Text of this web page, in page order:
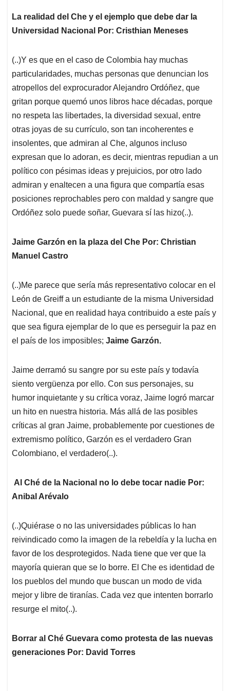
La realidad del Che y el ejemplo que debe dar la
Universidad Nacional Por: Cristhian Meneses
(..)Y es que en el caso de Colombia hay muchas
particularidades, muchas personas que denuncian los
atropellos del exprocurador Alejandro Ordóñez, que
gritan porque quemó unos libros hace décadas, porque
no respeta las libertades, la diversidad sexual, entre
otras joyas de su currículo, son tan incoherentes e
insolentes, que admiran al Che, algunos incluso
expresan que lo adoran, es decir, mientras repudian a un
político con pésimas ideas y prejuicios, por otro lado
admiran y enaltecen a una figura que compartía esas
posiciones reprochables pero con maldad y sangre que
Ordóñez solo puede soñar, Guevara sí las hizo(..).
Jaime Garzón en la plaza del Che Por: Christian
Manuel Castro
(..)Me parece que sería más representativo colocar en el
León de Greiff a un estudiante de la misma Universidad
Nacional, que en realidad haya contribuido a este país y
que sea figura ejemplar de lo que es perseguir la paz en
el país de los imposibles; Jaime Garzón.
Jaime derramó su sangre por su este país y todavía
siento vergüenza por ello. Con sus personajes, su
humor inquietante y su crítica voraz, Jaime logró marcar
un hito en nuestra historia. Más allá de las posibles
críticas al gran Jaime, probablemente por cuestiones de
extremismo político, Garzón es el verdadero Gran
Colombiano, el verdadero(..).
Al Ché de la Nacional no lo debe tocar nadie Por:
Anibal Arévalo
(..)Quiérase o no las universidades públicas lo han
reivindicado como la imagen de la rebeldía y la lucha en
favor de los desprotegidos. Nada tiene que ver que la
mayoría quieran que se lo borre. El Che es identidad de
los pueblos del mundo que buscan un modo de vida
mejor y libre de tiranías. Cada vez que intenten borrarlo
resurge el mito(..).
Borrar al Ché Guevara como protesta de las nuevas
generaciones Por: David Torres